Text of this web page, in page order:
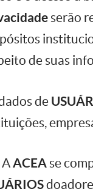
serão
de suas
de
AACEA se